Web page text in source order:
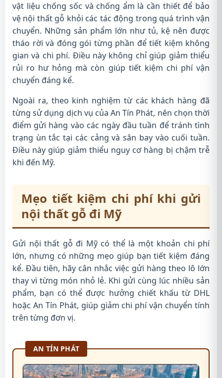
vật liệu chống sốc và chống ẩm là cần thiết để bảo
vệ nội thất gỗ khỏi các tác động trong quá trình vận
chuyển. Những sản phẩm lớn như tủ, kệ nên được
tháo rời và đóng gói từng phần để tiết kiệm không
gian và chi phí. Điều này không chỉ giúp giảm thiểu
rủi ro hư hỏng mà còn giúp tiết kiệm chi phí vận
chuyển đáng kể.
Ngoài ra, theo kinh nghiệm từ các khách hàng đã
từng sử dụng dịch vụ của An Tín Phát, nên chọn thời
điểm gửi hàng vào các ngày đầu tuần để tránh tình
trạng ùn tắc tại các cảng và sân bay vào cuối tuần.
Điều này giúp giảm thiểu nguy cơ hàng bị chậm trễ
khi đến Mỹ.
Mẹo tiết kiệm chi phí khi gửi
nội thất gỗ đi Mỹ
Gửi nội thất gỗ đi Mỹ có thể là một khoản chi phí
lớn, nhưng có những mẹo giúp bạn tiết kiệm đáng
kể. Đầu tiên, hãy cân nhắc việc gửi hàng theo lô lớn
thay vì từng món nhỏ lẻ. Khi gửi cùng lúc nhiều sản
phẩm, bạn có thể được hưởng chiết khấu từ DHL
hoặc An Tín Phát, giúp giảm chi phí vận chuyển tính
trên từng đơn vị.
AN TÍN PHÁT